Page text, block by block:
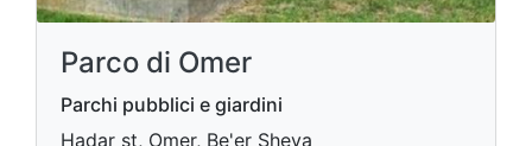
Parco di Omer
Parchi pubblici e giardini
Hadar st, Omer, Be'er Sheva